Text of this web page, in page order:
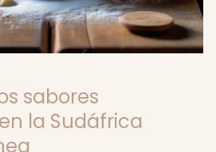
sabores
la Sudáfrica